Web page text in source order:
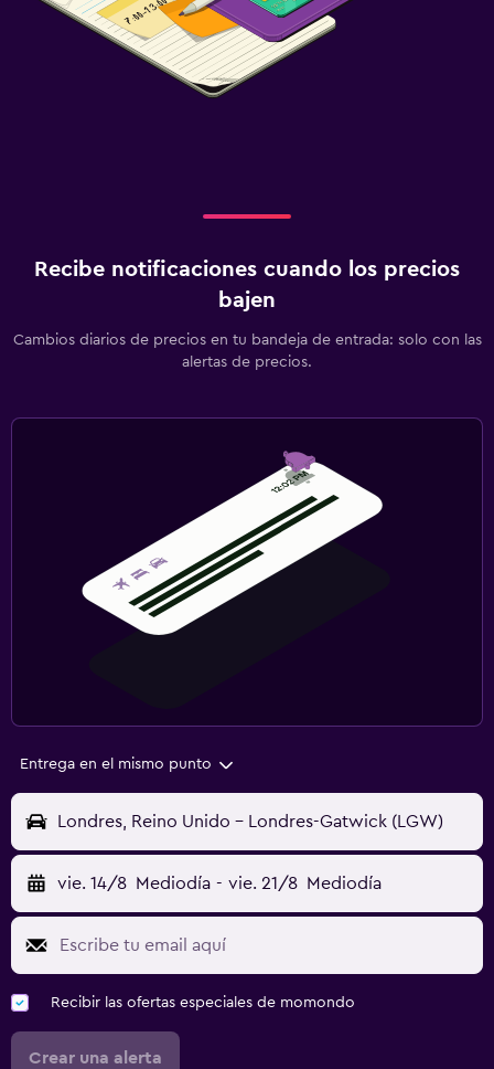
Recibe notificaciones cuando los precios
bajen
Cambios diarios de precios en tu bandeja de entrada: solo con las
alertas de precios.
Entrega en el mismo punto
Londres, Reino Unido - Londres-Gatwick (LGW)
vie. 14/8 Mediodía - vie. 21/8 Mediodía
Recibir las ofertas especiales de momondo
Crear una alerta